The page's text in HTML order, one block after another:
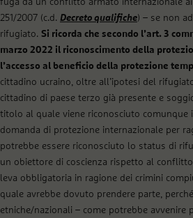
fuga da un conflitto armato internazionale ai
251/2007 (c.d. Decreto qualifiche) – se non
rifugiato. Si ricorda che secondo l’art. 3
marzo 2022 il riconoscimento della
l’accesso al beneficio della protezione
cittadino ucraino, oltre all’ipotesi del
cittadino di paese terzo già presente e
titolo al quale viene riconosciuto comunque
domanda di protezione internazionale per
potrebbe essere riconosciuto lo status di
un obiettore di coscienza rispetto al
leva obbligatoria in ragione dei crimini
quale avrebbe dovuto prendere parte,
etniche/nazionali – come potrebbe avvenire